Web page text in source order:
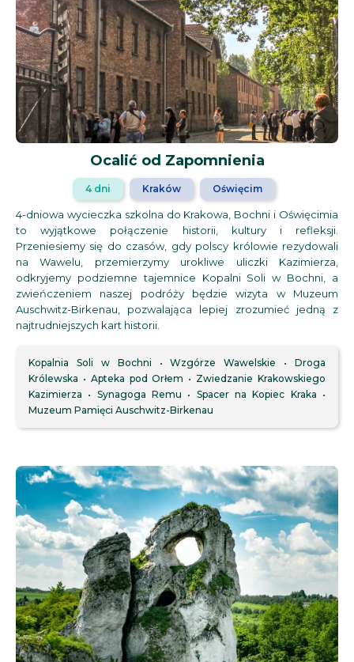
Ocalić od Zapomnienia
4 dni Kraków Oświęcim
4-dniowa wycieczka szkolna do Krakowa, Bochni i Oświęcimia
to wyjątkowe połączenie historii, kultury i refleksji.
Przeniesiemy się do czasów, gdy polscy królowie rezydowali
na Wawelu, przemierzymy urokliwe uliczki Kazimierza,
odkryjemy podziemne tajemnice Kopalni Soli w Bochni, a
zwieńczeniem naszej podróży będzie wizyta w Muzeum
Auschwitz-Birkenau, pozwalająca lepiej zrozumieć jedną z
najtrudniejszych kart historii.
Kopalnia Soli w Bochni Wzgórze Wawelskie
Droga
Królewska
Apteka pod Orłem
Zwiedzanie Krakowskiego
Kazimierza
Synagoga Remu
Spacer na Kopiec Kraka
Muzeum Pamięci Auschwitz-Birkenau